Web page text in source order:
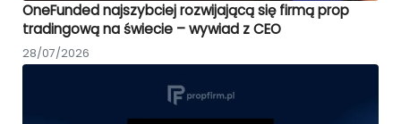
OneFunded najszybciej rozwijającą się firmą prop
tradingową na świecie – wywiad z CEO
28/07/2026